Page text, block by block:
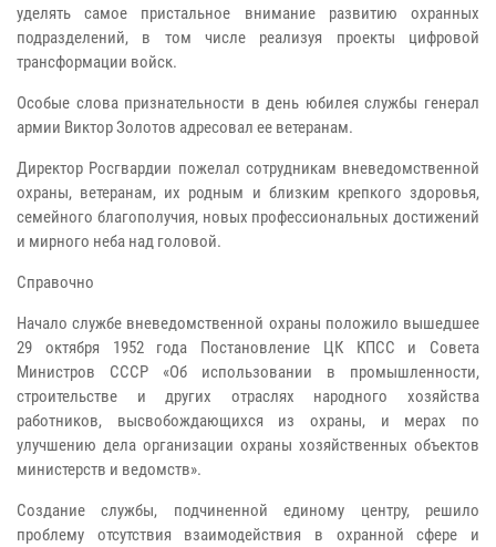
уделять самое пристальное внимание развитию охранных
подразделений, в том числе реализуя проекты цифровой
трансформации войск.
Особые слова признательности в день юбилея службы генерал
армии Виктор Золотов адресовал ее ветеранам.
Директор Росгвардии пожелал сотрудникам вневедомственной
охраны, ветеранам, их родным и близким крепкого здоровья,
семейного благополучия, новых профессиональных достижений
и мирного неба над головой.
Справочно
Начало службе вневедомственной охраны положило вышедшее
29 октября 1952 года Постановление ЦК КПСС и Совета
Министров СССР «Об использовании в промышленности,
строительстве и других отраслях народного хозяйства
работников, высвобождающихся из охраны, и мерах по
улучшению дела организации охраны хозяйственных объектов
министерств и ведомств».
Создание службы, подчиненной единому центру, решило
проблему отсутствия взаимодействия в охранной сфере и